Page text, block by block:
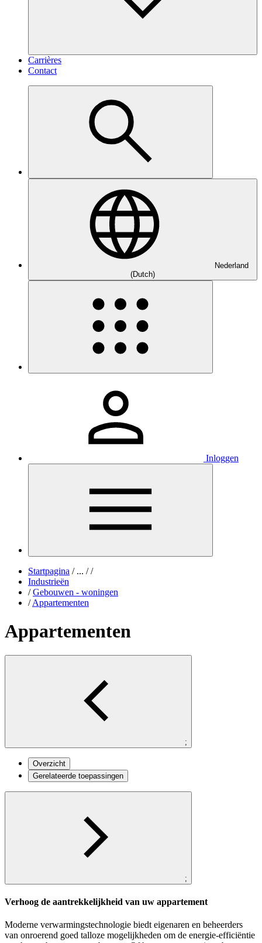
Carrières
Contact
Nederland
(Dutch)
Inloggen
Startpagina /... / /
Industrieën
/ Gebouwen - woningen
/ Appartementen
Appartementen
;
Overzicht
Gerelateerde toepassingen
;
Verhoog de aantrekkelijkheid van uw appartement
Moderne verwarmingstechnologie biedt eigenaren en beheerders
van onroerend goed talloze mogelijkheden om de energie-efficiëntie